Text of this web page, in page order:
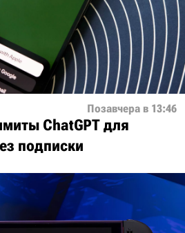
Позавчера в 13:46
ChatGPT для
подписки